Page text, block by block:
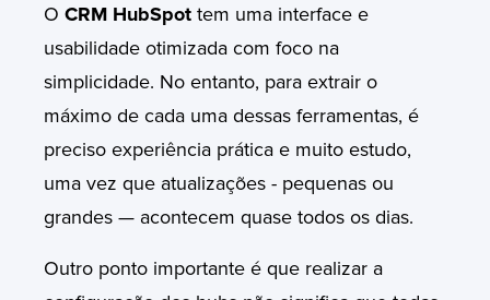
O CRM HubSpot tem uma interface e
usabilidade otimizada com foco na
simplicidade. No entanto, para extrair o
máximo de cada uma dessas ferramentas, é
preciso experiência prática e muito estudo,
uma vez que atualizações - pequenas ou
grandes — acontecem quase todos os dias.
Outro ponto importante é que realizar a